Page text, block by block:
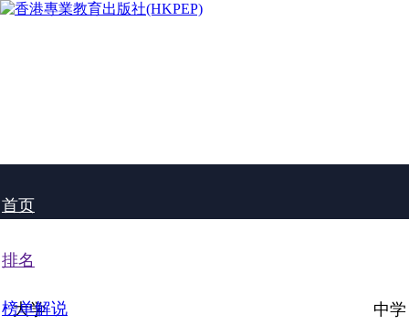
首页
排名
大学 中学
榜单解说